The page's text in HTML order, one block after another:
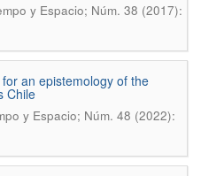
y Espacio; Núm. 38 (2017):
an epistemology of the
Chile
y Espacio; Núm. 48 (2022):